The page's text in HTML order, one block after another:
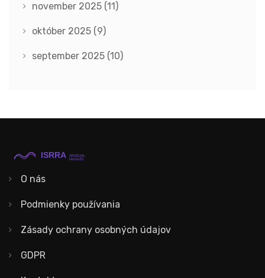
november 2025 (11)
október 2025 (9)
september 2025 (10)
O nás
Podmienky používania
Zásady ochrany osobných údajov
GDPR